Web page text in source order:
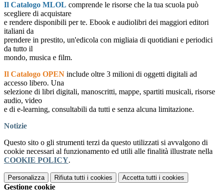
Il Catalogo MLOL comprende le risorse che la tua scuola può
scegliere di acquistare
e rendere disponibili per te. Ebook e audiolibri dei maggiori editori
italiani da
prendere in prestito, un'edicola con migliaia di quotidiani e periodici
da tutto il
mondo, musica e film.
Il Catalogo OPEN include oltre 3 milioni di oggetti digitali ad
accesso libero. Una
selezione di libri digitali, manoscritti, mappe, spartiti musicali, risorse
audio, video
e di e-learning, consultabili da tutti e senza alcuna limitazione.
Notizie
Questo sito o gli strumenti terzi da questo utilizzati si avvalgono di
cookie necessari al funzionamento ed utili alle finalità illustrate nella
COOKIE POLICY.
Personalizza Rifiuta tutti i cookies Accetta tutti i cookies
Gestione cookie